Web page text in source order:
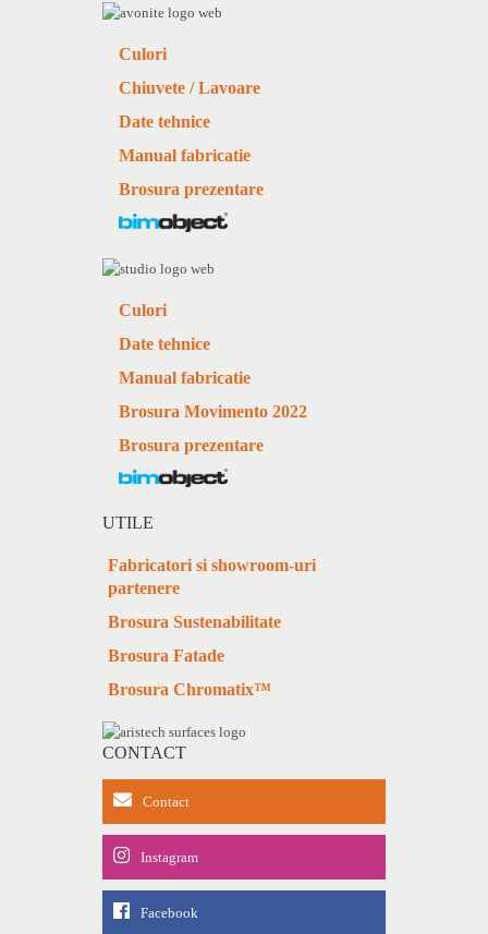
Culori
Chiuvete / Lavoare
Date tehnice
Manual fabricatie
Brosura prezentare
Culori
Date tehnice
Manual fabricatie
Brosura Movimento 2022
Brosura prezentare
UTILE
Fabricatori si showroom-uri
partenere
Brosura Sustenabilitate
Brosura Fatade
Brosura Chromatix™
CONTACT
Contact
Instagram
Facebook